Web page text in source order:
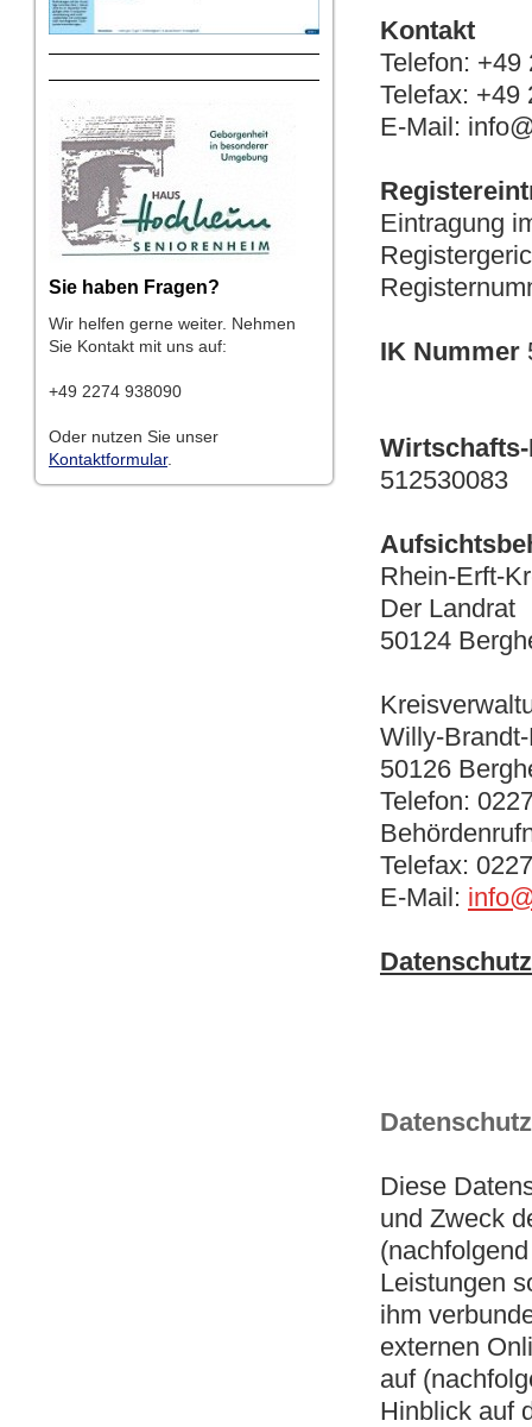
Sie haben Fragen?
Wir helfen gerne weiter. Nehmen
Sie Kontakt mit uns auf:
+49 2274 938090
Oder nutzen Sie unser
Kontaktformular.
Kontakt
Telefon: +49
Telefax: +49
E-Mail:
Eintragung
IK Nummer
512530083
Rhein-Erft-
Der Landrat
50124
Willy-
50126
Telefon:
Telefax:
E-Mail:
Diese
und Zweck
Leistungen
ihm
externen
auf
Hinblick auf